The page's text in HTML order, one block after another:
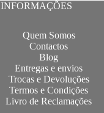
INFORMAÇÕES
Quem Somos
Contactos
Blog
Entregas e envios
Trocas e Devoluções
Termos e Condições
Livro de Reclamações